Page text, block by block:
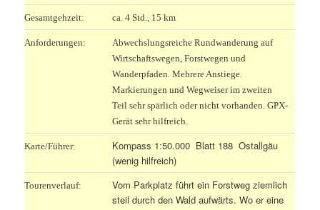
Gesamtgehzeit: ca. 4 Std., 15 km
Anforderungen:
Abwechslungsreiche Rundwanderung auf
Wirtschaftswegen, Forstwegen und
Wanderpfaden. Mehrere Anstiege.
Markierungen und Wegweiser im zweiten
Teil sehr spärlich oder nicht vorhanden. GPX-
Gerät sehr hilfreich.
Karte/Führer:
Kompass 1:50.000 Blatt 188 Ostallgäu
(wenig hilfreich)
Tourenverlauf:
Vom Parkplatz führt ein Forstweg ziemlich
steil durch den Wald aufwärts. Wo er eine